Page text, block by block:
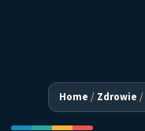
Home / Zdrowie /